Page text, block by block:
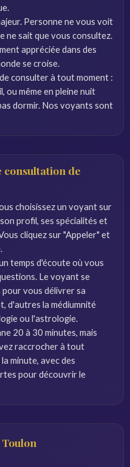
Personne ne vous voit
ne sait que vous consultez.
appréciée dans des
se croise.
consulter à tout moment :
ou même en pleine nuit
dormir. Nos voyants sont
de
choisissez un voyant sur
profil, ses spécialités et
cliquez sur "Appeler" et
temps d'écoute où vous
Le voyant se
vous délivrer sa
d'autres la médiumnité
ou l'astrologie.
20 à 30 minutes, mais
raccrocher à tout
minute, avec des
pour découvrir le